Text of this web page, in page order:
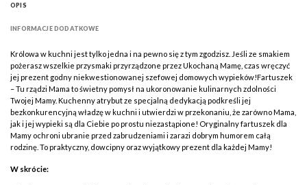
OPIS
INFORMACJE DODATKOWE
Królowa w kuchni jest tylko jedna i na pewno się z tym zgodzisz. Jeśli ze smakiem
pożerasz wszelkie przysmaki przyrządzone przez Ukochaną Mamę, czas wręczyć
jej prezent godny niekwestionowanej szefowej domowych wypieków!Fartuszek
– Tu rządzi Mama to świetny pomysł na ukoronowanie kulinarnych zdolności
Twojej Mamy. Kuchenny atrybut ze specjalną dedykacją podkreśli jej
bezkonkurencyjną władzę w kuchni i utwierdzi w przekonaniu, że zarówno Mama,
jak i jej wypieki są dla Ciebie po prostu niezastąpione! Oryginalny fartuszek dla
Mamy ochroni ubranie przed zabrudzeniami i zarazi dobrym humorem całą
rodzinę. To praktyczny, dowcipny oraz wyjątkowy prezent dla każdej Mamy!
W skrócie: